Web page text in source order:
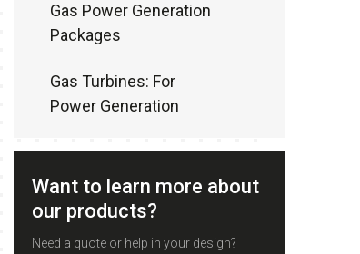
Gas Power Generation
Packages
Gas Turbines: For
Power Generation
Want to learn more about
our products?
Need a quote or help in your design?